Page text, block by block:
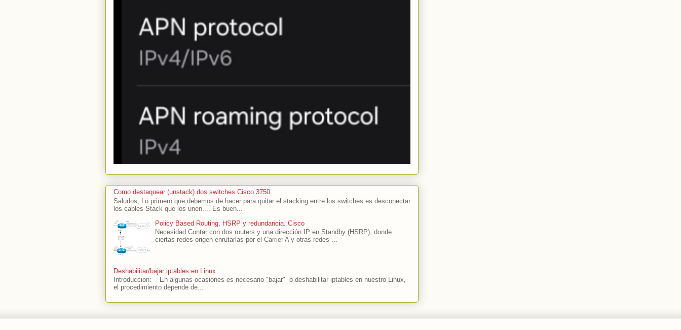
Como destaquear (unstack) dos switches Cisco 3750
Saludos, Lo primero que debemos de hacer para quitar el stacking entre los switches es desconectar
los cables Stack que los unen.... Es buen...
Policy Based Routing, HSRP y redundancia. Cisco
Necesidad Contar con dos routers y una dirección IP en Standby (HSRP), donde
ciertas redes origen enrutarlas por el Carrier A y otras redes ...
Deshabilitar/bajar iptables en Linux
Introduccion: En algunas ocasiones es necesario "bajar" o deshabilitar iptables en nuestro Linux,
el procedimiento depende de...